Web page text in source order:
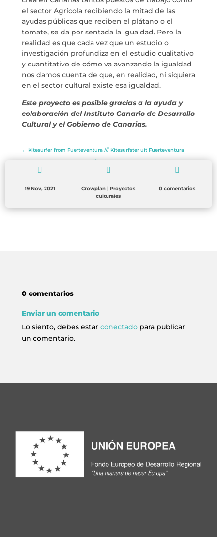
el sector Agrícola recibiendo la mitad de las
ayudas públicas que reciben el plátano o el
tomate, se da por sentada la igualdad. Pero la
realidad es que cada vez que un estudio o
investigación profundiza en el estudio cualitativo
y cuantitativo de cómo va avanzando la igualdad
nos damos cuenta de que, en realidad, ni siquiera
en el sector cultural existe esa igualdad.
Este proyecto es posible gracias a la ayuda y
colaboración del Instituto Canario de Desarrollo
Cultural y el Gobierno de Canarias.
← Kitesurfer from Fuerteventura /// Kitesurfster uit Fuerteventura
Press Release /// Persbericht: project Muros Invisibles

19 Nov, 2021

Crowplan |Proyectos
culturales

0 comentarios
0 comentarios
Enviar un comentario
Lo siento, debes estar conectadopara publicar
un comentario.